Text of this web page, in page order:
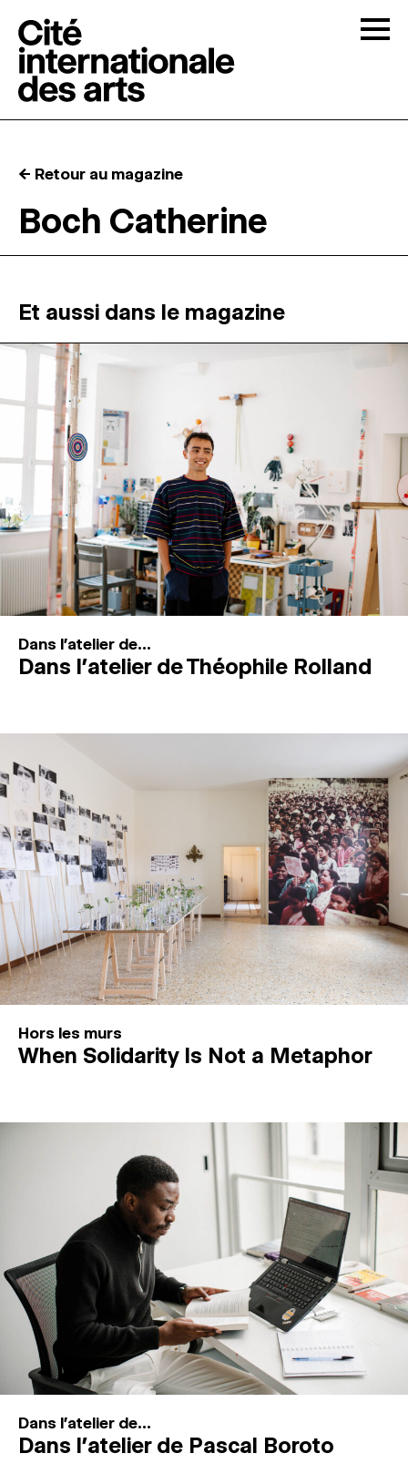
RÉSIDENCES ↓
ATELIERS OUVERTS
PROGRAMMATION
MAGAZINE
ESPACES DE PRATIQUE ARTISTIQUE ↓
Recherche
Connexion
← Retour au magazine
Boch Catherine
Et aussi dans le magazine
Dans l'atelier de...
Dans l’atelier de Théophile Rolland
Hors les murs
When Solidarity Is Not a Metaphor
Dans l'atelier de...
Dans l’atelier de Pascal Boroto